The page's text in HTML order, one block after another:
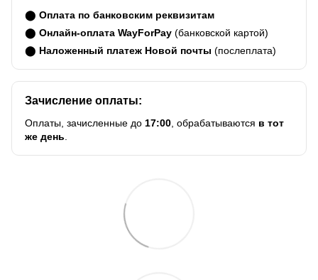
⬤ Оплата по банковским реквизитам
⬤ Онлайн-оплата WayForPay (банковской картой)
⬤ Наложенный платеж Новой почты (послеплата)
Зачисление оплаты:
Оплаты, зачисленные до 17:00, обрабатываются в тот
же день.